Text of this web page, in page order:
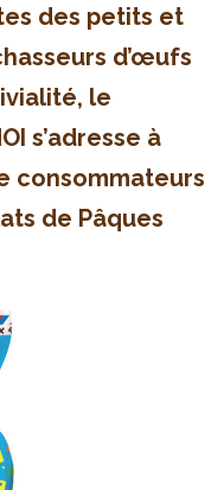
des petits et
d’œufs
le
s’adresse à
consommateurs
de Pâques